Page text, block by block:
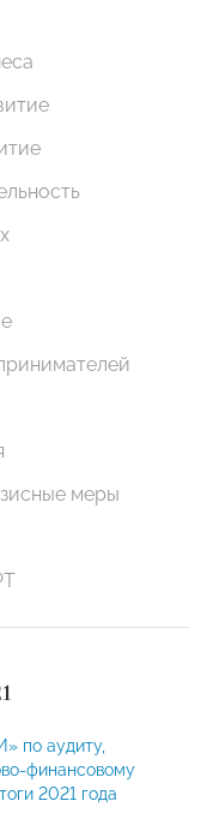
меры
по аудиту,
финансовому
2021 года